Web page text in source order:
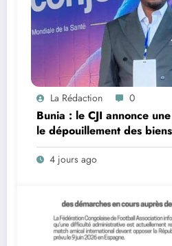
La Rédaction 0
Bunia : le CJI annonce
le dépouillement des
Emma Sage Mukadi par
4 jours ago